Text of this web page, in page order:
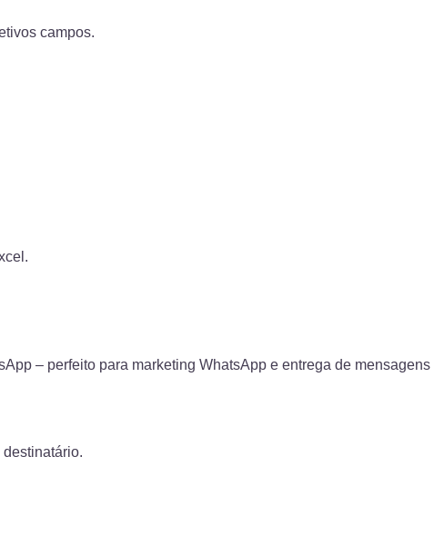
campos.
– perfeito para marketing WhatsApp e entrega de mensagens